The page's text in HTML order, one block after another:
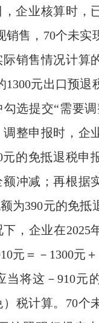
企业核算时，
销售，70个未实
销售情况计算
1300元出口预退
选提交“需要
整申报时，企
的免抵退税申
冲减；再根据
为390元的免抵
，企业在2025
元＝－1300元
将这－910元
税计算。70个